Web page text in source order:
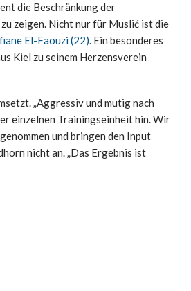
die Beschränkung der
zeigen. Nicht nur für Muslić ist die
El-Faouzi (22). Ein besonderes
Kiel zu seinem Herzensverein
„Aggressiv und mutig nach
einzelnen Trainingseinheit hin. Wir
und bringen den Input
nicht an. „Das Ergebnis ist